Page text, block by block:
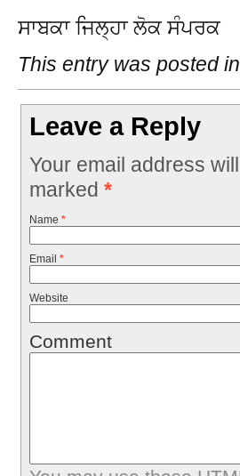
ਸਾਬਕਾ ਜਿਲ੍ਹਾ ਲੋਕ ਸੰਪਰਕ
This entry was posted in
Leave a Reply
Your email address
marked *
Name *
Email *
Website
Comment